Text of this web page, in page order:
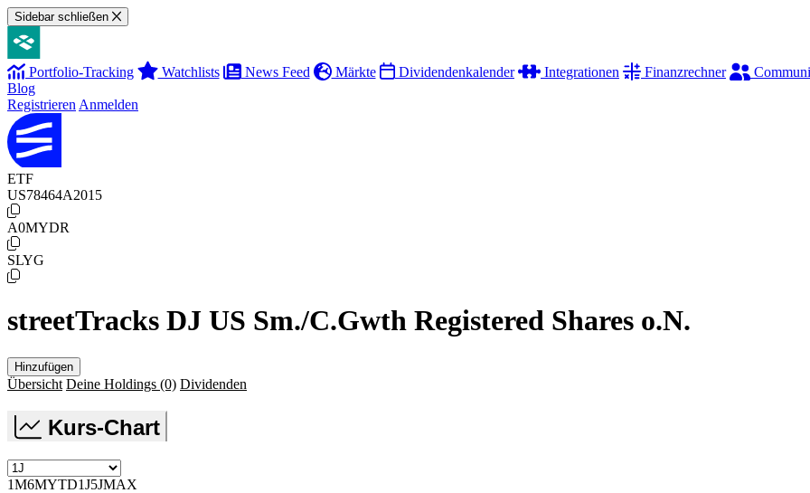
Sidebar schließen
Portfolio-Tracking Watchlists News Feed Märkte Dividendenkalender Integrationen Finanzrechner
Blog
Registrieren Anmelden
ETF
US78464A2015
A0MYDR
SLYG
streetTracks DJ US Sm./C.Gwth Registered Shares o.N.
Hinzufügen
Übersicht Deine Holdings (0) Dividenden
Kurs-Chart
1M6MYTD1J5JMAX